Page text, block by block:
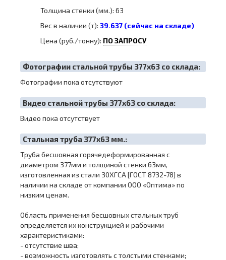
Толщина стенки (мм.): 63
Вес в наличии (т): 39.637 (сейчас на складе)
Цена (руб./тонну): ПО ЗАПРОСУ
Фотографии стальной трубы 377х63 со склада:
Фотографии пока отсутствуют
Видео стальной трубы 377х63 со склада:
Видео пока отсутствует
Cтальная труба 377х63 мм.:
Труба бесшовная горячедеформированная с
диаметром 377мм и толщиной стенки 63мм,
изготовленная из стали 30ХГСА [ГОСТ 8732-78] в
наличии на складе от компании ООО «Оптима» по
низким ценам.
Область применения бесшовных стальных труб
определяется их конструкцией и рабочими
характеристиками:
- отсутствие шва;
- возможность изготовлять с толстыми стенками;